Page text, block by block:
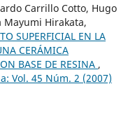
Carrillo Cotto, Hugo
Mayumi Hirakata,
SUPERFICIAL EN LA
CERÁMICA
BASE DE RESINA ,
Vol. 45 Núm. 2 (2007)